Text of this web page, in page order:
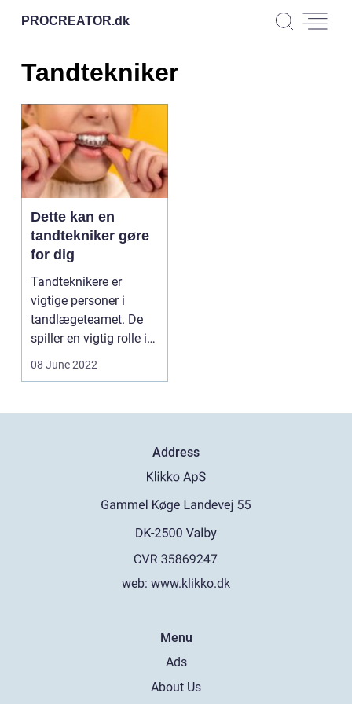
PROCREATOR.dk
Tandtekniker
Dette kan en
tandtekniker gøre
for dig
Tandteknikere er
vigtige personer i
tandlægeteamet. De
spiller en vigtig rolle i
genoprettelsen og o...
08 June 2022
Address
web: www.klikko.dk
Menu
Ads
About Us